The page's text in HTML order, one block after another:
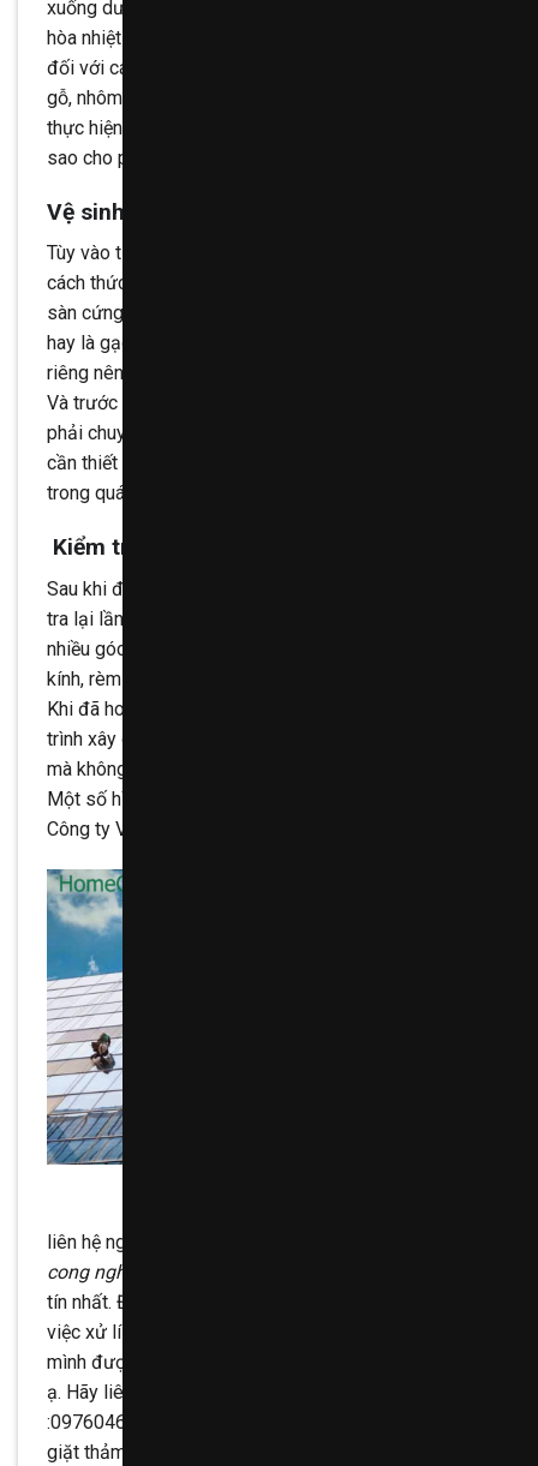
xuống dưới và từ trong ra ngoài gồm: các thiết bị diều
hòa nhiệt độ, chiếu sáng, rèm tường, cửa… Đặc biệt là
đối với các công trình có nhiều hạng mục như là kính,
gỗ, nhôm, thảm… thì khi tiến hành công việc cần phải
thực hiện theo quy trình về vệ sinh cho từng thiết bị
sao cho phù hợp.
Vệ sinh sàn công trình
Tùy vào từng loại sàn khác mà chúng ta cần tiến hành
cách thức vệ sinh sao cho phù hợp nhất. Ví dụ đối với:
sàn cứng, sàn mềm, sàn làm từ các loại đá tự nhiên
hay là gạch tàu thì mỗi loại đều có một cách vệ sinh
riêng nên bạn cần phải chú ý.
Và trước khi tiến hành làm vệ sinh sàn thì bạn cần
phải chuyển hết tất cả các thiết bị và dụng cụ không
cần thiết sang một vị trí khác để có thể tiện lợi nhất
trong quá trình làm việc.
Kiểm tra chất lượng vệ sinh
Sau khi đã thực hiện theo các bước trên thì nên kiểm
tra lại lần cuối toàn bộ công trình và phải kiểm tra ở
nhiều góc độ khác nhau ( đặc biệt là kính, gạch bóng
kính, rèm tường….).
Khi đã hoàn thành xong 5 bước thực hiện trên thì công
trình xây dựng đó đã hoàn toàn có thể đi vào sử dụng
mà không còn lo ngại gì nữa.
Một số hình ảnh thực hiện của đội ngũ nhân viên
Công ty Vệ sinh công nghiệp HomeCare
liên hệ ngay với chúng tôi để sử dụng dịch vụ
cong nghiep
tín nhất. Đặc biệt chúng tôi sẽ hỗ trợ quý khách thêm
việc xử lí những vết rách trên thảm để tấm thảm nhà
mình được hoàn hảo nhất. Thật tuyệt vời phải không
ạ. Hãy liên hệ ngay với chúng tôi với số điện thoại
:0976046266 Cảm ơn quý khách đã quan tâm dịch vụ
giặt thảm HomeCare, chúc quý khách một ngày tốt